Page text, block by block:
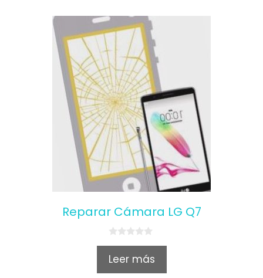
Reparar Cámara LG Q7
u
Leer más